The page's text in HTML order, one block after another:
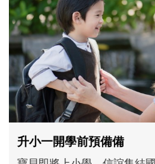
和孩子一起長大的那個
不同模樣